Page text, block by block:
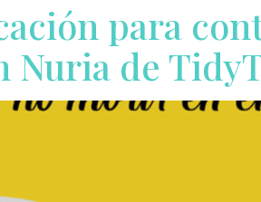
para
Nuria de